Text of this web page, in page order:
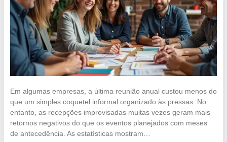
Em algumas empresas, a última reunião anual custou menos do
que um simples coquetel informal organizado às pressas. No
entanto, as recepções improvisadas muitas vezes geram mais
retornos negativos do que os eventos planejados com meses
de antecedência. As estatísticas mostram…